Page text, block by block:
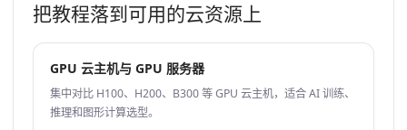
把教程落到可用的云资源上
GPU 云主机与 GPU 服务器
集中对比 H100、H200、B300 等 GPU 云主机，适合 AI 训练、
推理和图形计算选型。